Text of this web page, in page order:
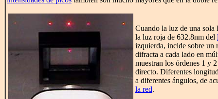
Cuando la luz de una
la luz roja de 632.8nm del
izquierda, incide sobre un
difracta a cada lado en
muestran los órdenes 1 y
directo. Diferentes
a diferentes ángulos, de
la red.